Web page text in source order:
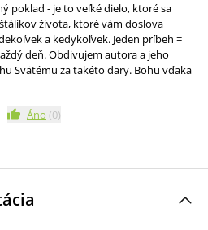
poklad - je to veľké dielo, ktoré sa
života, ktoré vám doslova
a kedykoľvek. Jeden príbeh =
deň. Obdivujem autora a jeho
Svätému za takéto dary. Bohu vďaka
Áno (0)